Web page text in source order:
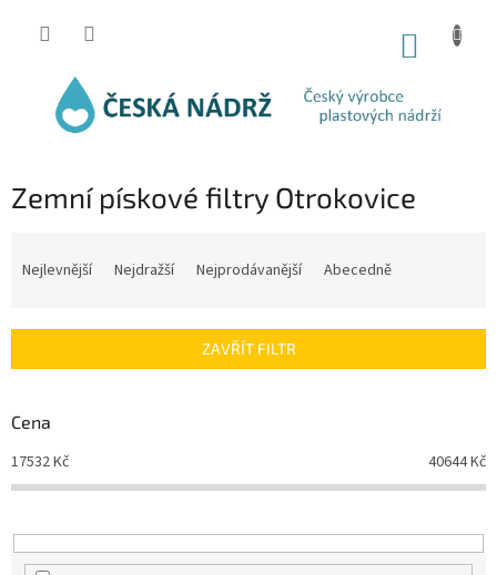
Zemní pískové filtry Otrokovice
í
r
o
d
u
t
ů
Nejlevnější Nejdražší Nejprodávanější Abecedně
ZAVŘÍT FILTR
Cena
17532Kč 40644Kč